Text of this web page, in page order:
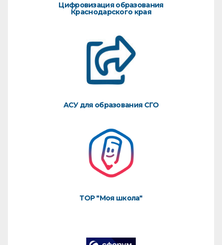
Цифровизация образования
Краснодарского края
АСУ для образования СГО
ТОР "Моя школа"